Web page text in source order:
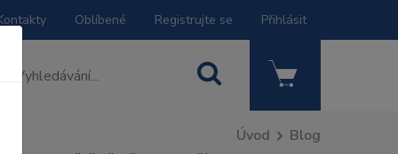
Oblíbené Registrujte se Přihlásit
Úvod
Blog